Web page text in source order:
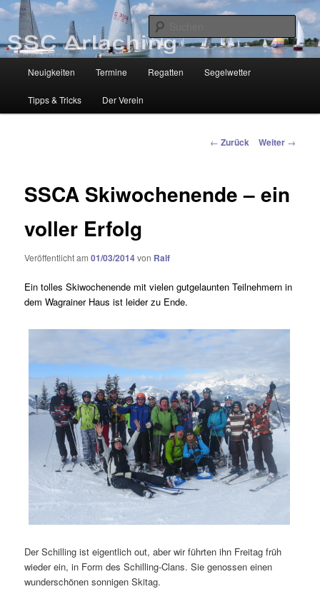
Zum
Inhalt
wechseln
SSC-Arlaching
Segelclub am Chiemsee
Neuigkeiten Termine Regatten Segelwetter
Tipps & Tricks Der Verein
Beitragsnavigation
← Zurück Weiter →
SSCA Skiwochenende – ein
voller Erfolg
Veröffentlicht am01/03/2014von Ralf
Ein tolles Skiwochenende mit vielen gutgelaunten Teilnehmern in
dem Wagrainer Haus ist leider zu Ende.
Der Schilling ist eigentlich out, aber wir führten ihn Freitag früh
wieder ein, in Form des Schilling-Clans. Sie genossen einen
wunderschönen sonnigen Skitag.